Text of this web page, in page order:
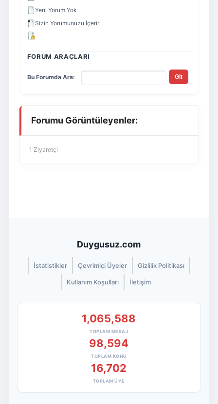
Yeni Yorum Yok
Sizin Yorumunuzu İçerir
FORUM ARAÇLARI
Bu Forumda Ara:
Forumu Görüntüleyenler:
1 Ziyaretçi
Duygusuz.com
İstatistikler Çevrimiçi Üyeler Gizlilik Politikası
Kullanım Koşulları İletişim
1,065,588
TOPLAM MESAJ
98,594
TOPLAM KONU
16,702
TOPLAM ÜYE